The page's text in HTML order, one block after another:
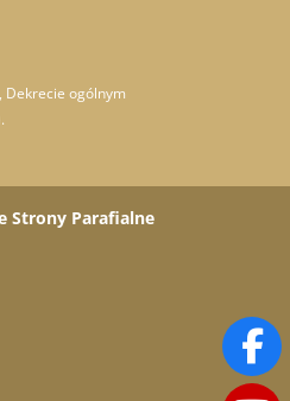
Dekrecie ogólnym
Strony Parafialne